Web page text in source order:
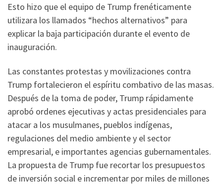
Esto hizo que el equipo de Trump frenéticamente
utilizara los llamados “hechos alternativos” para
explicar la baja participación durante el evento de
inauguración.
Las constantes protestas y movilizaciones contra
Trump fortalecieron el espíritu combativo de las masas.
Después de la toma de poder, Trump rápidamente
aprobó ordenes ejecutivas y actas presidenciales para
atacar a los musulmanes, pueblos indígenas,
regulaciones del medio ambiente y el sector
empresarial, e importantes agencias gubernamentales.
La propuesta de Trump fue recortar los presupuestos
de inversión social e incrementar por miles de millones